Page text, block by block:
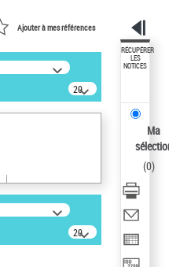
Ajouter à mes références
20
résultats/page
20
résultats/page
RÉCUPÉRER
LES
NOTICES
Ma
(0)